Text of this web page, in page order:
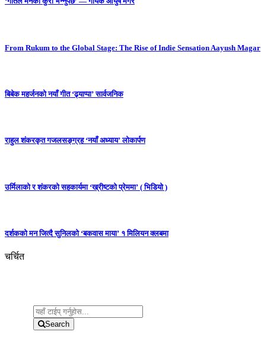
From Rukum to the Global Stage: The Rise of Indie Sensation Aayush Magar
बिबेक महर्जनको नयाँ गीत ‘ढ्याप्पा’ सार्वजनिक
राहुल शंकरकृत गजलसङ्ग्रह ‘नयाँ अध्याय’ लोकार्पण
उर्मिलाको र शंकरको सहकार्यमा ‘ख्रीष्टको प्रेममा’ ( भिडियो )
दर्शकको मन जित्दै सुनिलको ‘बकवास माया’ १ मिलियन क्लबमा
चर्चित
Search